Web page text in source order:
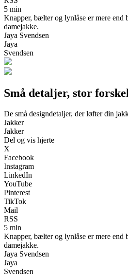
5 min
Knapper, bælter og lynlåse er mere
damejakke.
Jaya Svendsen
Jaya
Svendsen
Små detaljer, stor
De små designdetaljer, der løfter din
Jakker
Jakker
Del og vis hjerte
X
Facebook
Instagram
LinkedIn
YouTube
Pinterest
TikTok
Mail
RSS
5 min
Knapper, bælter og lynlåse er mere
damejakke.
Jaya Svendsen
Jaya
Svendsen